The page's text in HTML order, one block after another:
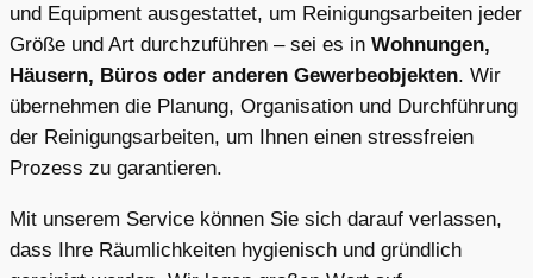
und Equipment ausgestattet, um Reinigungsarbeiten jeder
Größe und Art durchzuführen – sei es in Wohnungen,
Häusern, Büros oder anderen Gewerbeobjekten. Wir
übernehmen die Planung, Organisation und Durchführung
der Reinigungsarbeiten, um Ihnen einen stressfreien
Prozess zu garantieren.
Mit unserem Service können Sie sich darauf verlassen,
dass Ihre Räumlichkeiten hygienisch und gründlich